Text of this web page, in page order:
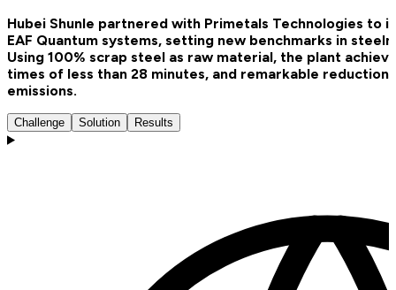
Hubei Shunle partnered with Primetals Technologies to
EAF Quantum systems, setting new benchmarks in
Using 100% scrap steel as raw material, the plant
times of less than 28 minutes, and remarkable
emissions.
Challenge Solution Results